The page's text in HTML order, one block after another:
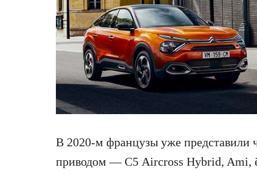
В 2020‑м французы уже представили
приводом — C5 Aircross Hybrid, Ami,